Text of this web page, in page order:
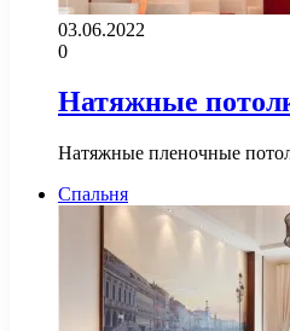
03.06.2022
0
Натяжные
Натяжные пленочные
Спальня